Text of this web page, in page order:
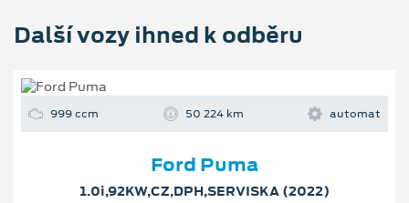
Další vozy ihned k odběru
999 ccm 50 224 km automat
Ford Puma
1.0i,92KW,CZ,DPH,SERVISKA (2022)